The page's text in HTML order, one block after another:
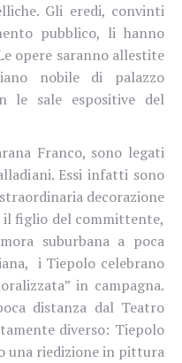
Gli eredi, convinti
pubblico, li hanno
opere saranno allestite
nobile di palazzo
le sale espositive del
Franco, sono legati
Essi infatti sono
decorazione
il figlio del committente,
suburbana a poca
i Tiepolo celebrano
in campagna.
distanza dal Teatro
diverso: Tiepolo
una riedizione in pittura